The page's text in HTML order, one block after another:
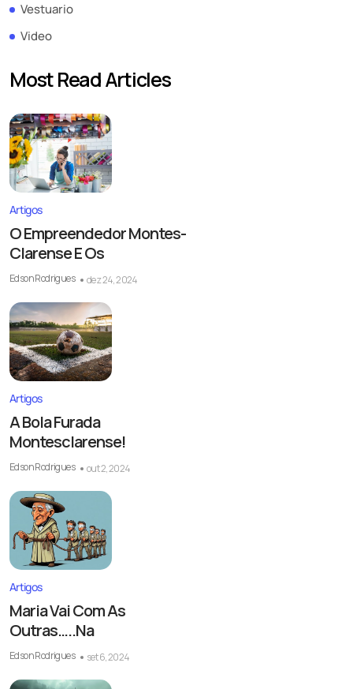
Vestuario
Video
Most Read Articles
Artigos
O Empreendedor Montes-
Clarense E Os
Edson Rodrigues dez 24, 2024
Artigos
A Bola Furada
Montesclarense!
Edson Rodrigues out 2, 2024
Artigos
Maria Vai Com As
Outras…..Na
Edson Rodrigues set 6, 2024